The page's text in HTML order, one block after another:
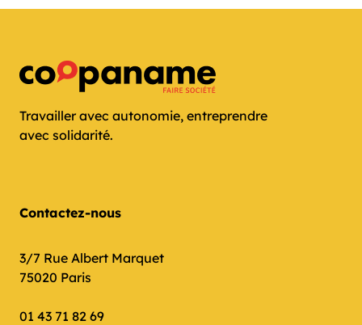
Travailler avec autonomie, entreprendre
avec solidarité.
Contactez-nous
3/7 Rue Albert Marquet
75020 Paris
01 43 71 82 69